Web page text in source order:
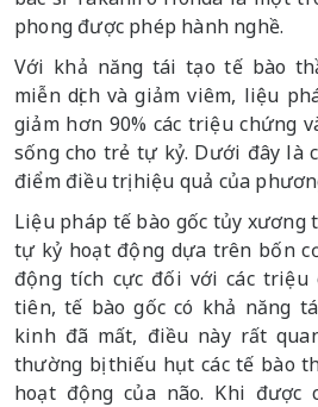
phong được phép hành nghề.
Với khả năng tái tạo tế bào
miễn dịch và giảm viêm, liệu
giảm hơn 90% các triệu chứng
sống cho trẻ tự kỷ. Dưới đây là
điểm điều trị hiệu quả của
Liệu pháp tế bào gốc tủy xương
tự kỷ hoạt động dựa trên bốn
động tích cực đối với các triệu
tiên, tế bào gốc có khả năng
kinh đã mất, điều này rất
thường bị thiếu hụt các tế bào
hoạt động của não. Khi được